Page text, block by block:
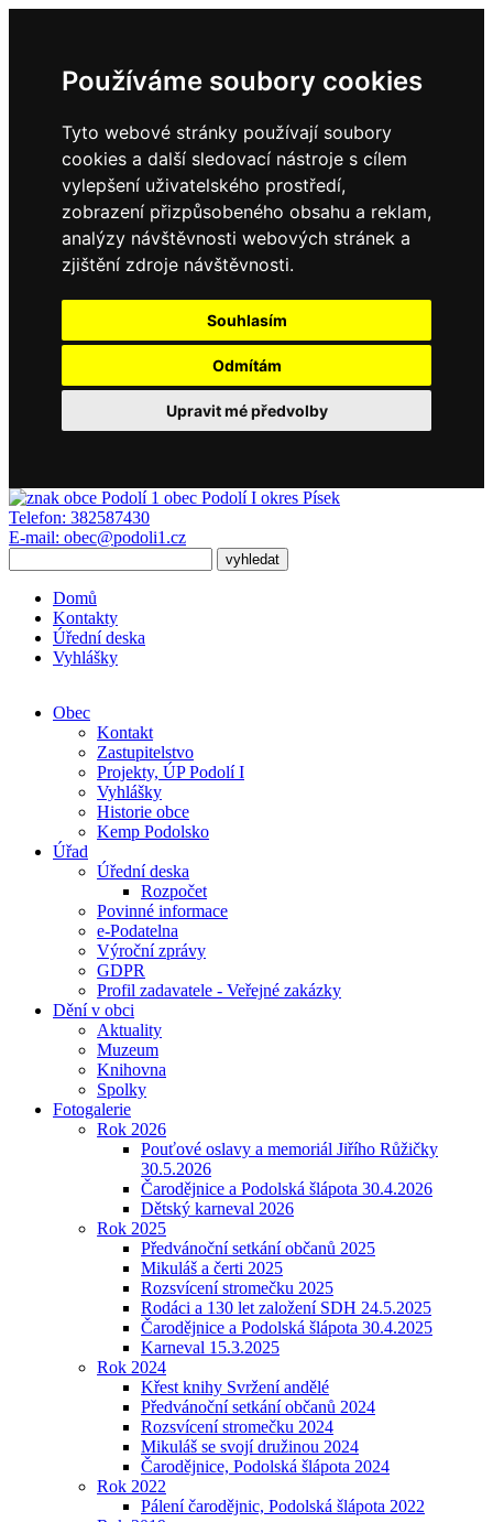
Používáme soubory cookies
Tyto webové stránky používají soubory
cookies a další sledovací nástroje s cílem
vylepšení uživatelského prostředí,
zobrazení přizpůsobeného obsahu a reklam,
analýzy návštěvnosti webových stránek a
zjištění zdroje návštěvnosti.
Souhlasím
Odmítám
Upravit mé předvolby
obec Podolí I okres Písek
Telefon: 382587430
E-mail: obec@podoli1.cz
Domů
Kontakty
Úřední deska
Vyhlášky
Obec
Kontakt
Zastupitelstvo
Projekty, ÚP Podolí I
Vyhlášky
Historie obce
Kemp Podolsko
Úřad
Úřední deska
Rozpočet
Povinné informace
e-Podatelna
Výroční zprávy
GDPR
Profil zadavatele - Veřejné zakázky
Dění v obci
Aktuality
Muzeum
Knihovna
Spolky
Fotogalerie
Rok 2026
Pouťové oslavy a memoriál Jiřího Růžičky
30.5.2026
Čarodějnice a Podolská šlápota 30.4.2026
Dětský karneval 2026
Rok 2025
Předvánoční setkání občanů 2025
Mikuláš a čerti 2025
Rozsvícení stromečku 2025
Rodáci a 130 let založení SDH 24.5.2025
Čarodějnice a Podolská šlápota 30.4.2025
Karneval 15.3.2025
Rok 2024
Křest knihy Svržení andělé
Předvánoční setkání občanů 2024
Rozsvícení stromečku 2024
Mikuláš se svojí družinou 2024
Čarodějnice, Podolská šlápota 2024
Rok 2022
Pálení čarodějnic, Podolská šlápota 2022